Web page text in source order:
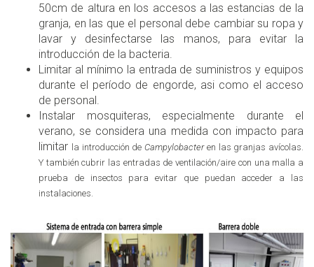
50cm de altura en los accesos a las estancias de la
granja, en las que el personal debe cambiar su ropa y
lavar y desinfectarse las manos, para evitar la
introducción de la bacteria.
Limitar al mínimo la entrada de suministros y equipos
durante el período de engorde, asi como el acceso
de personal.
Instalar mosquiteras, especialmente durante el
verano, se considera una medida con impacto para
limitar la introducción de Campylobacteren las granjas avícolas.
Y también cubrir las entradas de ventilación/aire con una malla a
prueba de insectos para evitar que puedan acceder a las
instalaciones.